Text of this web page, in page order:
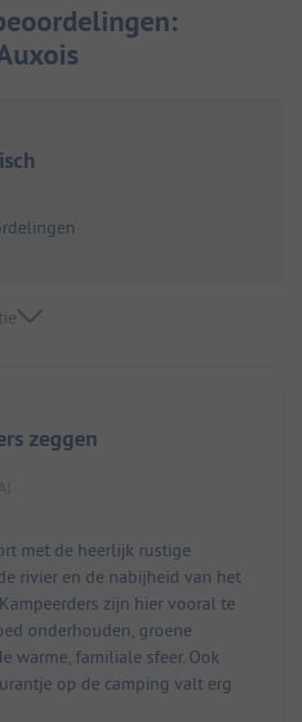
zeggen
met de heerlijk rustige
rivier en de nabijheid van het
zijn hier vooral te
onderhouden, groene
warme, familiale sfeer. Ook
op de camping valt erg